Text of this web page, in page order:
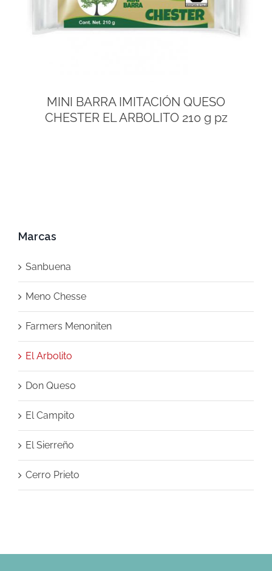
MINI BARRA IMITACIÓN QUESO
CHESTER EL ARBOLITO 210 g pz
Marcas
Sanbuena
Meno Chesse
Farmers Menoniten
El Arbolito
Don Queso
El Campito
El Sierreño
Cerro Prieto